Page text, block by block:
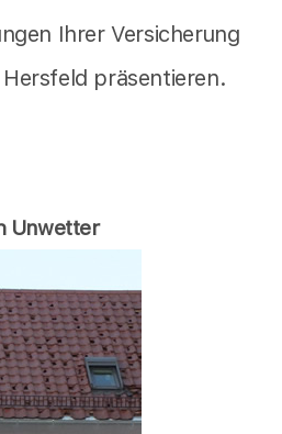
Ihrer Versicherung
präsentieren.
Unwetter